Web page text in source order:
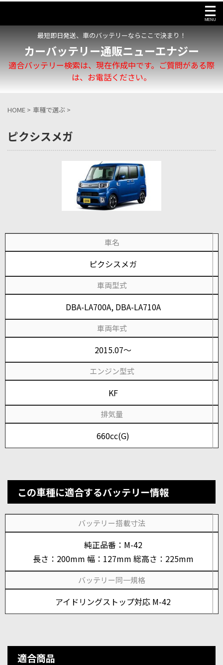
最短即日発送、車のバッテリーならここで決まり！
カーバッテリー通販ニューエナジー
適合バッテリー検索は、現在作成中です。ご質問がある際
は、お電話ください。
HOME > 車種で選ぶ >
ピクシスメガ
車名
ピクシスメガ
車両型式
DBA-LA700A, DBA-LA710A
車両年式
2015.07～
エンジン型式
KF
排気量
660cc(G)
この車種に適合するバッテリー情報
バッテリー搭載寸法
純正品番：M-42
長さ：200mm 幅：127mm 総高さ：225mm
バッテリー同一規格
アイドリングストップ対応 M-42
適合商品